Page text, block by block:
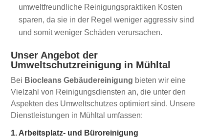
umweltfreundliche Reinigungspraktiken Kosten
sparen, da sie in der Regel weniger aggressiv sind
und somit weniger Schäden verursachen.
Unser Angebot der
Umweltschutzreinigung in Mühltal
Bei Biocleans Gebäudereinigung bieten wir eine
Vielzahl von Reinigungsdiensten an, die unter den
Aspekten des Umweltschutzes optimiert sind. Unsere
Dienstleistungen in Mühltal umfassen:
1. Arbeitsplatz- und Büroreinigung